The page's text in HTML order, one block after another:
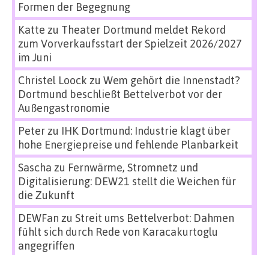
Formen der Begegnung
Katte zu Theater Dortmund meldet Rekord
zum Vorverkaufsstart der Spielzeit 2026/2027
im Juni
Christel Loock zu Wem gehört die Innenstadt?
Dortmund beschließt Bettelverbot vor der
Außengastronomie
Peterzu IHK Dortmund: Industrie klagt über
hohe Energiepreise und fehlende Planbarkeit
Sascha zu Fernwärme, Stromnetz und
Digitalisierung: DEW21 stellt die Weichen für
die Zukunft
DEWFan zu Streit ums Bettelverbot: Dahmen
fühlt sich durch Rede von Karacakurtoglu
angegriffen